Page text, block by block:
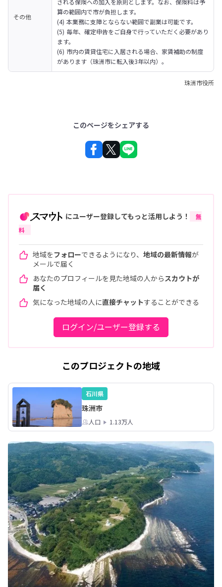
その他
される保険への加入を原則とします。なお、保険料は予
算の範囲内で市が負担します。
(4) 本業務に支障とならない範囲で副業は可能です。
(5) 毎年、確定申告をご自身で行っていただく必要があり
ます。
(6) 市内の賃貸住宅に入居される場合、家賃補助の制度
があります（珠洲市に転入後3年以内）。
珠洲市役所
このページをシェアする
にユーザー登録してもっと活用しよう！
無
料
地域をフォローできるようになり、 地域の最新情報が
メールで届く
あなたのプロフィールを見た地域の人から スカウトが
届く
気になった地域の人に直接チャットすることができる
ログイン/ユーザー登録する
このプロジェクトの地域
石川県
珠洲市
人口 1.13万人